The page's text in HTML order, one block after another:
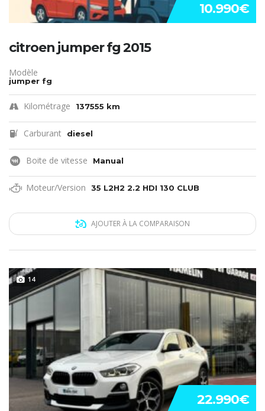
10.990€
citroen jumper fg 2015
Modèle
jumper fg
Kilométrage 137555 km
Carburant diesel
Boite de vitesse Manual
Moteur/Version 35 L2H2 2.2 HDI 130 CLUB
AJOUTER À LA COMPARAISON
14
22.990€